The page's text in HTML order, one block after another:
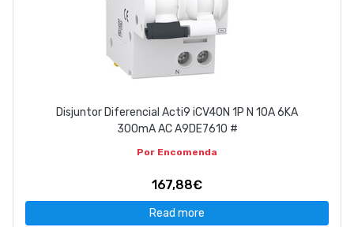
Disjuntor Diferencial Acti9 iCV40N 1P N 10A 6KA
300mA AC A9DE7610 #
Por Encomenda
167,88€
Read more